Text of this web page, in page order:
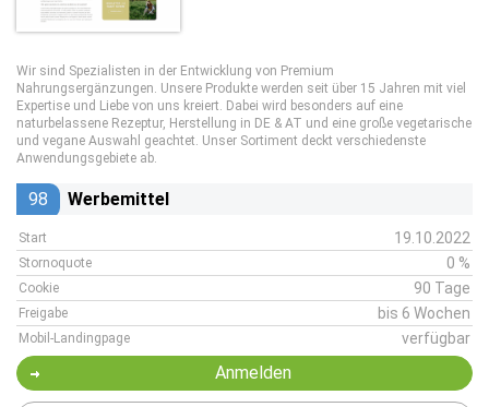
Wir sind Spezialisten in der Entwicklung von Premium
Nahrungsergänzungen. Unsere Produkte werden seit über 15 Jahren mit viel
Expertise und Liebe von uns kreiert. Dabei wird besonders auf eine
naturbelassene Rezeptur, Herstellung in DE & AT und eine große vegetarische
und vegane Auswahl geachtet. Unser Sortiment deckt verschiedenste
Anwendungsgebiete ab.
98 Werbemittel
Start 19.10.2022
Stornoquote 0 %
Cookie 90 Tage
Freigabe bis 6 Wochen
Mobil-Landingpage verfügbar
Anmelden